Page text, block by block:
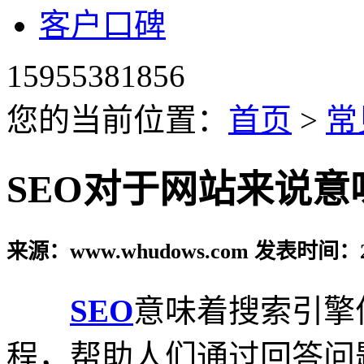
客户口碑
15955381856
您的当前位置： 首页 >
SEO对于网站来说意
来源：www.whudows.com 发表时间：
SEO意味着搜索引
程，帮助人们通过回答